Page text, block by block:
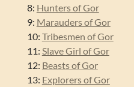
8: Hunters of Gor
9: Marauders of Gor
10: Tribesmen of Gor
11: Slave Girl of Gor
12: Beasts of Gor
13: Explorers of Gor